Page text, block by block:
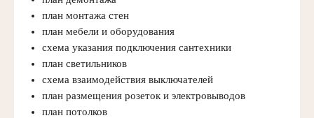
план монтажа стен
план мебели и оборудования
схема указания подключения сантехники
план светильников
схема взаимодействия выключателей
план размещения розеток и электровыводов
план потолков